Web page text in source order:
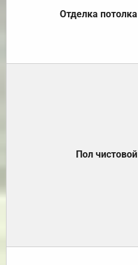
Отделка потолка
Пол чистовой